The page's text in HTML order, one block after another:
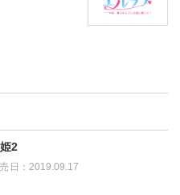
2
日： 2019.09.17